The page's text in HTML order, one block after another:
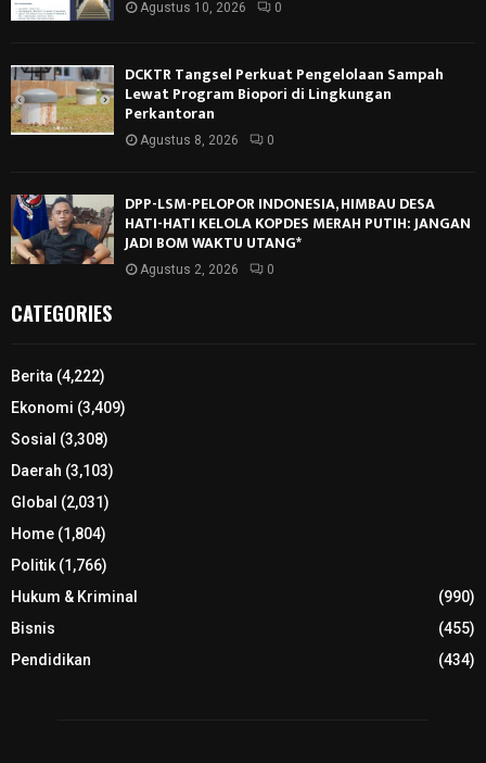
Agustus 10, 2026 0
DCKTR Tangsel Perkuat Pengelolaan Sampah
Lewat Program Biopori di Lingkungan
Perkantoran
Agustus 8, 2026 0
DPP-LSM-PELOPOR INDONESIA, HIMBAU DESA
HATI-HATI KELOLA KOPDES MERAH PUTIH: JANGAN
JADI BOM WAKTU UTANG*
Agustus 2, 2026 0
CATEGORIES
Berita (4,222)
Ekonomi (3,409)
Sosial (3,308)
Daerah (3,103)
Global (2,031)
Home (1,804)
Politik(1,766)
Hukum & Kriminal
(990)
Bisnis
(455)
Pendidikan
(434)